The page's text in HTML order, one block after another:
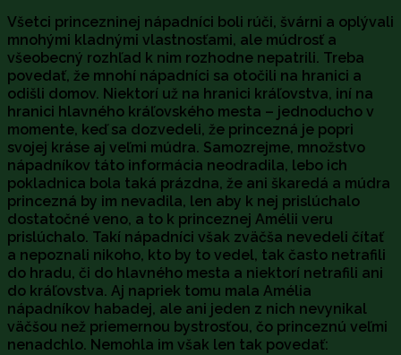
Všetci princezninej nápadníci boli rúči, švárni a oplývali
mnohými kladnými vlastnosťami, ale múdrosť a
všeobecný rozhľad k nim rozhodne nepatrili. Treba
povedať, že mnohí nápadníci sa otočili na hranici a
odišli domov. Niektorí už na hranici kráľovstva, iní na
hranici hlavného kráľovského mesta – jednoducho v
momente, keď sa dozvedeli, že princezná je popri
svojej kráse aj veľmi múdra. Samozrejme, množstvo
nápadníkov táto informácia neodradila, lebo ich
pokladnica bola taká prázdna, že ani škaredá a múdra
princezná by im nevadila, len aby k nej prislúchalo
dostatočné veno, a to k princeznej Amélii veru
prislúchalo. Takí nápadníci však zväčša nevedeli čítať
a nepoznali nikoho, kto by to vedel, tak často netrafili
do hradu, či do hlavného mesta a niektorí netrafili ani
do kráľovstva. Aj napriek tomu mala Amélia
nápadníkov habadej, ale ani jeden z nich nevynikal
väčšou než priemernou bystrosťou, čo princeznú veľmi
nenadchlo. Nemohla im však len tak povedať: